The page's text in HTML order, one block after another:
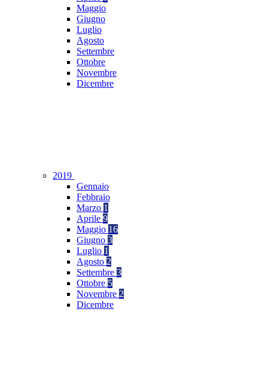
Maggio
Giugno
Luglio
Agosto
Settembre
Ottobre
Novembre
Dicembre
2019
Gennaio
Febbraio
Marzo 1
Aprile 9
Maggio 16
Giugno 3
Luglio 1
Agosto 2
Settembre 3
Ottobre 5
Novembre 2
Dicembre